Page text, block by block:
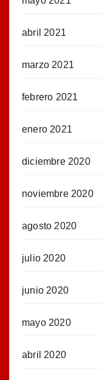
abril 2021
marzo 2021
febrero 2021
enero 2021
diciembre 2020
noviembre 2020
agosto 2020
julio 2020
junio 2020
mayo 2020
abril 2020